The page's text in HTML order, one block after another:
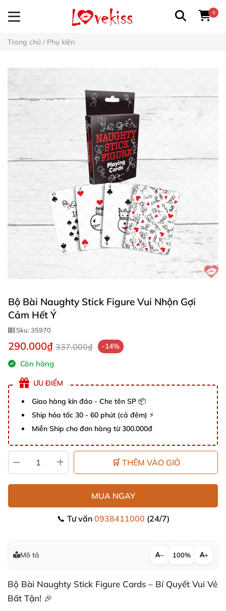
0
Trang chủ / Phụ kiện
Bộ Bài Naughty Stick Figure Vui Nhộn Gợi
Cảm Hết Ý
Sku:35970
290.000₫ 337.000₫ -14%
Còn hàng
ƯU ĐIỂM
Giao hàng kín đáo - Che tên SP 📦
Ship hỏa tốc 30 - 60 phút (cả đêm) ⚡
Miễn Ship cho đơn hàng từ 300.000đ
🛒 THÊM VÀO GIỎ
MUA NGAY
📞 Tư vấn 0938411000 (24/7)
Mô tả − 100% +
Bộ Bài Naughty Stick Figure Cards – Bí Quyết Vui Vẻ
Bất Tận! 🎉